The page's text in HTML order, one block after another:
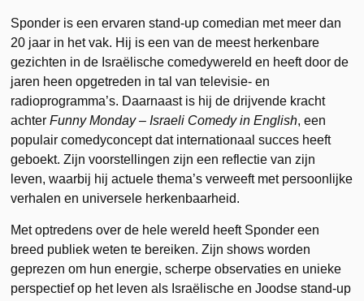
Sponder is een ervaren stand-up comedian met meer dan
20 jaar in het vak. Hij is een van de meest herkenbare
gezichten in de Israëlische comedywereld en heeft door de
jaren heen opgetreden in tal van televisie- en
radioprogramma’s. Daarnaast is hij de drijvende kracht
achterFunny Monday – Israeli Comedy in English, een
populair comedyconcept dat internationaal succes heeft
geboekt. Zijn voorstellingen zijn een reflectie van zijn
leven, waarbij hij actuele thema’s verweeft met persoonlijke
verhalen en universele herkenbaarheid.
Met optredens over de hele wereld heeft Sponder een
breed publiek weten te bereiken. Zijn shows worden
geprezen om hun energie, scherpe observaties en unieke
perspectief op het leven als Israëlische en Joodse stand-up